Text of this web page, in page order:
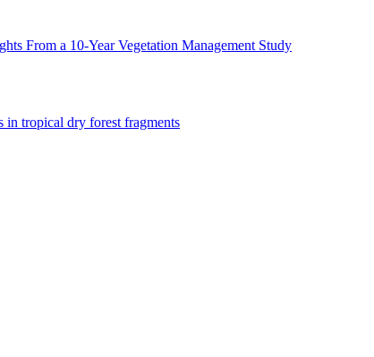
From a 10-Year Vegetation Management Study
in tropical dry forest fragments